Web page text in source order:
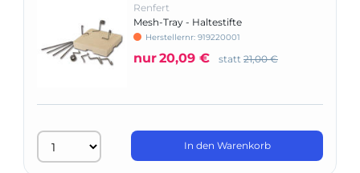
Renfert
Mesh-Tray - Haltestifte
Herstellernr: 919220001
nur20,09 € statt 21,00 €
In den Warenkorb